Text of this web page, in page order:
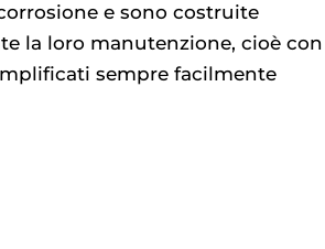
e sono costruite
la loro manutenzione, cioè con
sempre facilmente